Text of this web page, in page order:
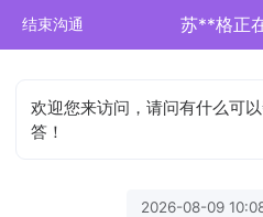
结束沟通 苏**格正
欢迎您来访问，请问有什么可
答！
2026-08-09